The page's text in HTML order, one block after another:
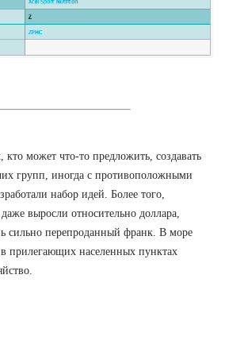
кто может что-то предложить, создавать
групп, иногда с противоположными
набор идей. Более того,
выросли относительно доллара,
сильно перепроданный франк. В море
прилегающих населенных пунктах